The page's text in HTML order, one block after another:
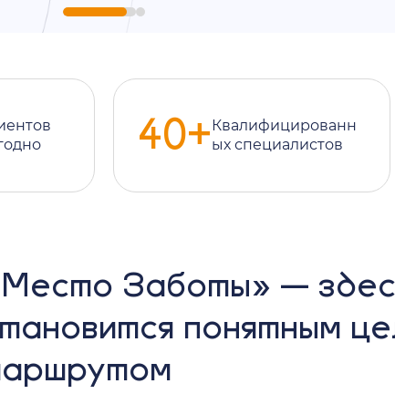
40+ Квалифицированн
ых специалистов
Заботы» —
понятным